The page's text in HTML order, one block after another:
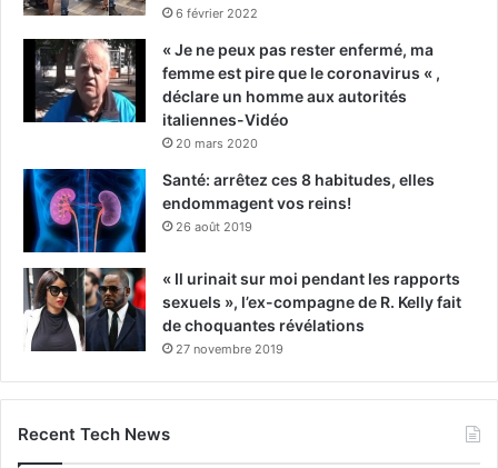
6 février 2022
« Je ne peux pas rester enfermé, ma
femme est pire que le coronavirus « ,
déclare un homme aux autorités
italiennes-Vidéo
20 mars 2020
Santé: arrêtez ces 8 habitudes, elles
endommagent vos reins!
26 août 2019
« Il urinait sur moi pendant les rapports
sexuels », l’ex-compagne de R. Kelly fait
de choquantes révélations
27 novembre 2019
Recent Tech News